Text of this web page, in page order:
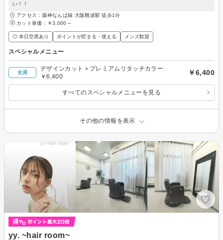
い！！
アクセス：阪神なんば線 大阪難波駅 徒歩1分
カット単価： ￥3,000～
◎ 本日空席あり ポイントが貯まる・使える メンズ歓迎
スペシャルメニュー
全員
デザインカット＋プレミアムリタッチカラー
￥6,400
￥6,400
すべてのスペシャルメニューを見る
その他の情報を表示
yy. ~hair room~